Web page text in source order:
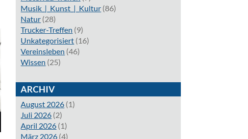
Musik_|_Kunst_|_Kultur (86)
Natur (28)
Trucker-Treffen (9)
Unkategorisiert (16)
Vereinsleben (46)
Wissen (25)
ARCHIV
August 2026 (1)
Juli 2026 (2)
April 2026 (1)
März 2026 (4)